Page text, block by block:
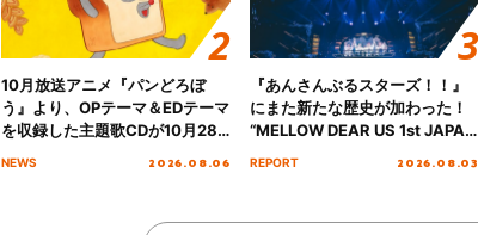
10月放送アニメ『パンどろぼ
う』より、OPテーマ＆EDテーマ
を収録した主題歌CDが10月28
NEWS 2026.08.06
『あんさんぶるスターズ！！』
にまた新たな歴史が加わった！
“MELLOW DEAR US 1st JAPAN
REPORT 2026.08.03